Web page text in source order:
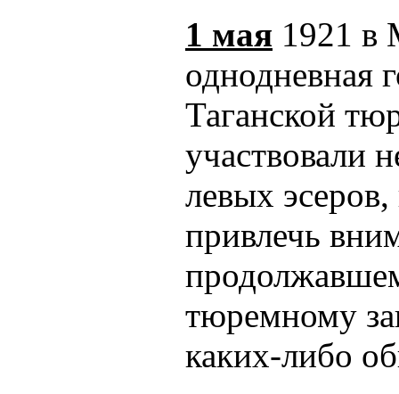
1 мая 1921 в
однодневная
Таганской
участвовали
левых
привлечь
тюремному
каких-либо